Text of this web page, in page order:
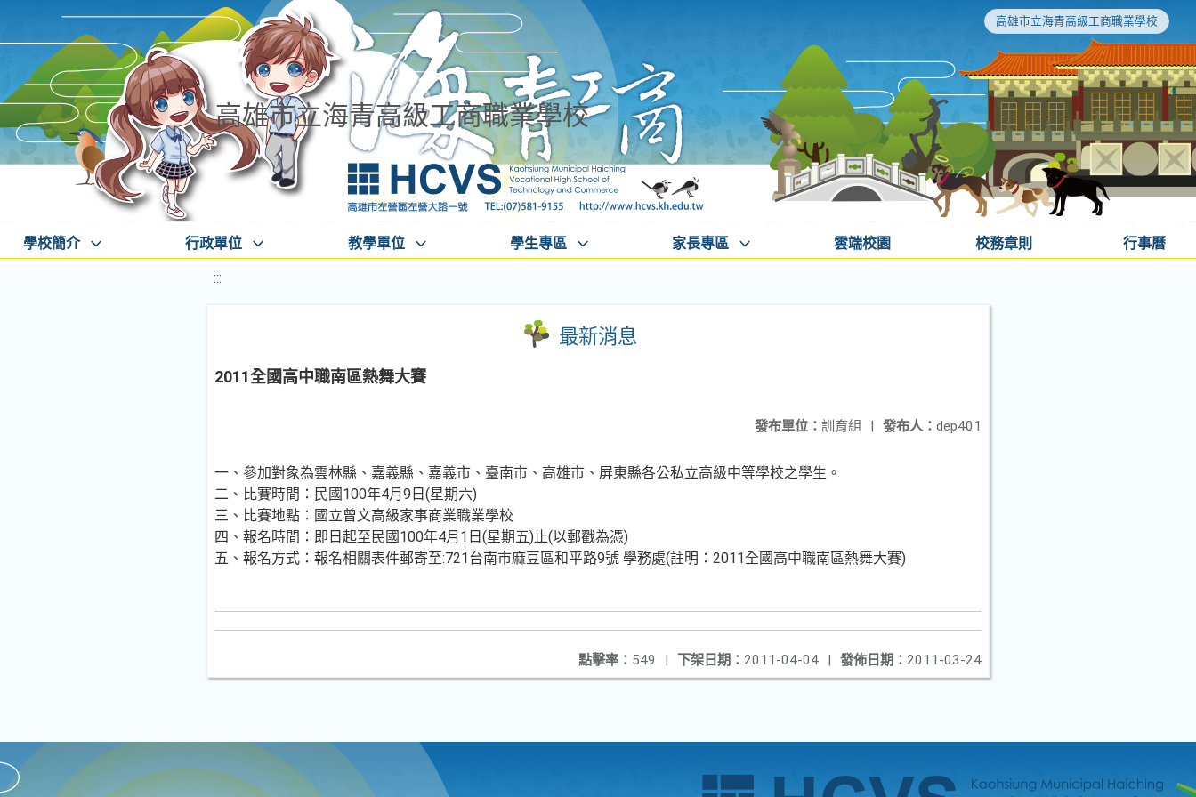
高雄市立海青高級工商職業學校
高雄市立海青高級工商職業學校
學校簡介 行政單位 教學單位 學生專區 家長專區 雲端校園 校務章則 行事曆
:::
最新消息
2011全國高中職南區熱舞大賽
發布人： dep401
發布單位： 訓育組 |
一、參加對象為雲林縣、嘉義縣、嘉義市、臺南市、高雄市、屏東縣各公私立高級中等學校之學生。
二、比賽時間：民國100年4月9日(星期六)
三、比賽地點：國立曾文高級家事商業職業學校
四、報名時間：即日起至民國100年4月1日(星期五)止(以郵戳為憑)
五、報名方式：報名相關表件郵寄至:721台南市麻豆區和平路9號 學務處(註明：2011全國高中職南區熱舞大賽)
發佈日期： 2011-03-24
下架日期： 2011-04-04 |
點擊率： 549 |